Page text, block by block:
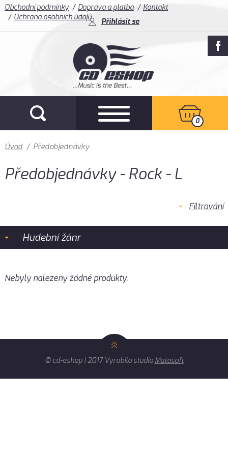
Obchodní podmínky Doprava a platba
Kontakt
Ochrana osobních údajů
Přihlásit se
0
Úvod / Předobjednávky
Předobjednávky - Rock - L
Filtrování
Hudební žánr
Nebyly nalezeny žádné produkty.
© cd-eshop | 2017 Vyrobilo studio Matosoft